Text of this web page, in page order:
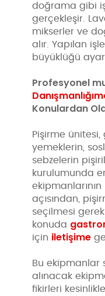
doğrama gibi
gerçekleşir.
mikserler ve
alır. Yapılan
büyüklüğü
Profesyonel
Konulardan
Pişirme
yemeklerin,
sebzelerin
kurulumunda
açısından,
seçilmesi
konuda
için iletişime
Bu ekipmanlar
alınacak
fikirleri